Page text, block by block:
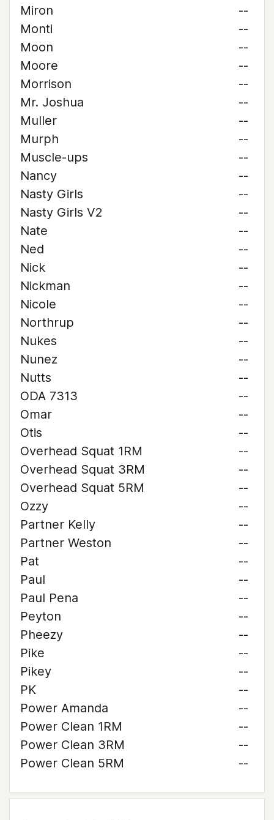
Miron
--
Monti
--
Moon
--
Moore
--
Morrison
--
Mr. Joshua
--
Muller
--
Murph
--
Muscle-ups
--
Nancy
--
Nasty Girls
--
Nasty Girls V2
--
Nate
--
Ned
--
Nick
--
Nickman
--
Nicole
--
Northrup
--
Nukes
--
Nunez
--
Nutts
--
ODA 7313
--
Omar
--
Otis
--
Overhead Squat 1RM
--
Overhead Squat 3RM
--
Overhead Squat 5RM
--
Ozzy
--
Partner Kelly
--
Partner Weston
--
Pat
--
Paul
--
Paul Pena
--
Peyton
--
Pheezy
--
Pike
--
Pikey
--
PK
--
Power Amanda
--
Power Clean 1RM
--
Power Clean 3RM
--
Power Clean 5RM
--